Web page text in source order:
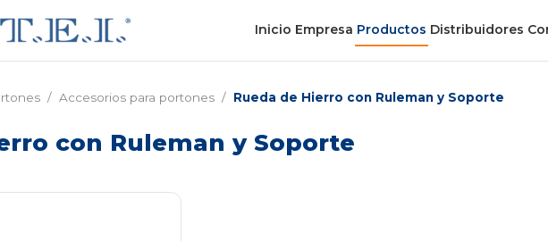
Inicio Empresa Productos Distribuidores
/ Accesorios para portones / Rueda de Hierro con Ruleman y Soporte
con Ruleman y Soporte